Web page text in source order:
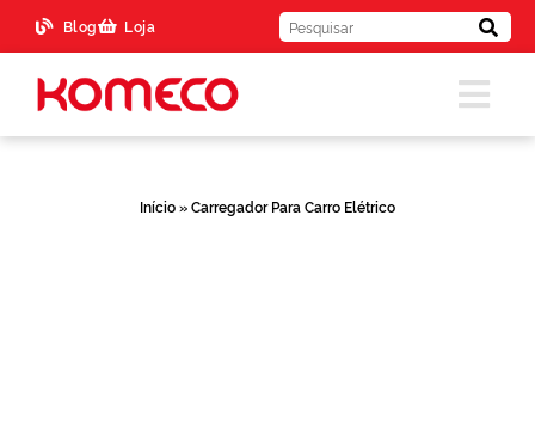
Blog Loja
Início»Carregador Para Carro Elétrico